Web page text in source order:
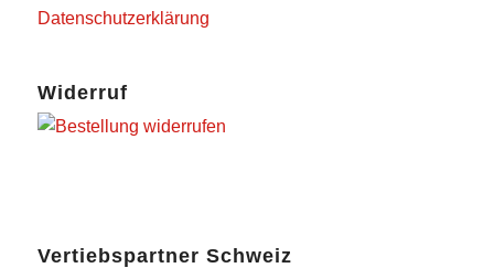
Datenschutzerklärung
Widerruf
Vertiebspartner Schweiz